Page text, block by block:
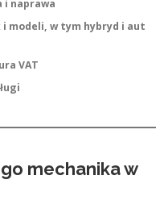
i naprawa
i modeli, w tym hybryd i aut
VAT
mechanika w